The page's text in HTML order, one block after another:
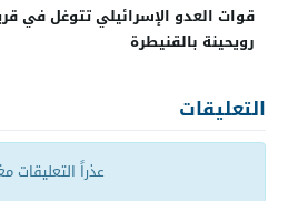
قوات العدو الإسرائيلي تتوغل في
رويحينة بالقنيطرة
التعليقات
عذراً التعليقات